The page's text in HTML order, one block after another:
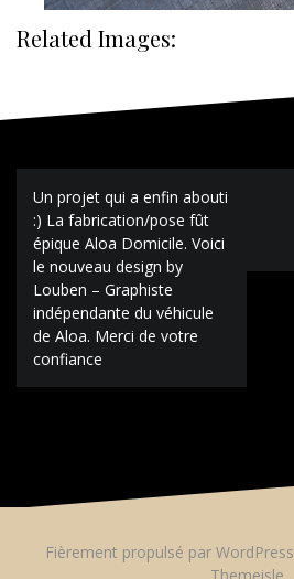
Related Images:
de
l’article
Un projet qui a enfin abouti
:) La fabrication/pose fût
épique Aloa Domicile. Voici
le nouveau design by
Louben – Graphiste
indépendante du véhicule
de Aloa. Merci de votre
confiance
Fièrement propulsé par WordPress